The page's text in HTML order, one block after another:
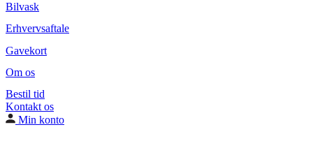
Bilvask
Erhvervsaftale
Gavekort
Om os
Bestil tid
Kontakt os
Min konto